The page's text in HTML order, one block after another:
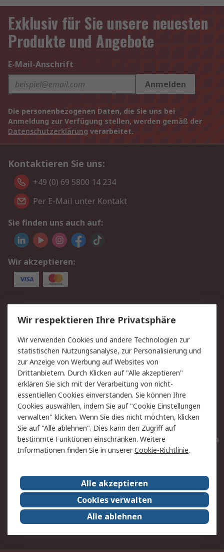
Exklusiv für Sie unsere neuesten
Produkte und Angebote
E-Mail-Anschrift
Anmelden
Die personenbezogenen Daten, die Sie uns bei
Anmeldung zur Verfügung stellen, werden gemäß der
Datenschutzerklärung verarbeitet.
Kontaktieren Sie uns:
+49 (0) 69 5800 14 234
Per E-Mail unter Kontakt
Sie finden uns auch auf:
Wir akzeptieren:
Service
Value Added Services
Lieferlösungen
Rücksendungen
Kontakt
Hilfe
Privatkunden
Rechtliches
AGB
Datenschutz
Cookie-Richtlinie
Zahlungsbedingungen
Copyright/Impressum
Entsorgung
Elektrogeräte/Batterien
RS weltweit
Karriere bei RS
Nachhaltigkeit
Qualität/Umwelt/ZertifikatePresse-Center
Event-Center
Wir respektieren Ihre Privatsphäre
Wir verwenden Cookies und andere Technologien zur
statistischen Nutzungsanalyse, zur Personalisierung und
zur Anzeige von Werbung auf Websites von
Drittanbietern. Durch Klicken auf "Alle akzeptieren"
erklären Sie sich mit der Verarbeitung von nicht-
essentiellen Cookies einverstanden. Sie können Ihre
Cookies auswählen, indem Sie auf "Cookie Einstellungen
verwalten" klicken. Wenn Sie dies nicht möchten, klicken
Sie auf "Alle ablehnen". Dies kann den Zugriff auf
bestimmte Funktionen einschränken. Weitere
Informationen finden Sie in unsererCookie-Richtlinie.
Alle akzeptieren
Cookies verwalten
Alle ablehnen